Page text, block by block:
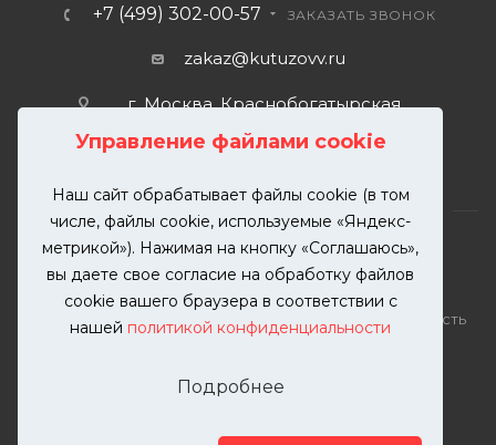
Управление файлами cookie
Наш сайт обрабатывает файлы cookie (в том
числе, файлы cookie, используемые «Яндекс-
метрикой»). Нажимая на кнопку «Соглашаюсь»,
вы даете свое согласие на обработку файлов
cookie вашего браузера в соответствии с
нашей политикой конфиденциальности
Подробнее
+7 (499) 302-00-57 ЗАКАЗАТЬ ЗВОНОК
zakaz@kutuzovv.ru
г. Москва, Краснобогатырская
2026 © KUTUZOVV | Кузовной ремонт и покраска
автомобилей. Вся информация на сайте – собственность
разрешения запрещена. Все права защищены.
Телефон: 8(499)-302-00-57